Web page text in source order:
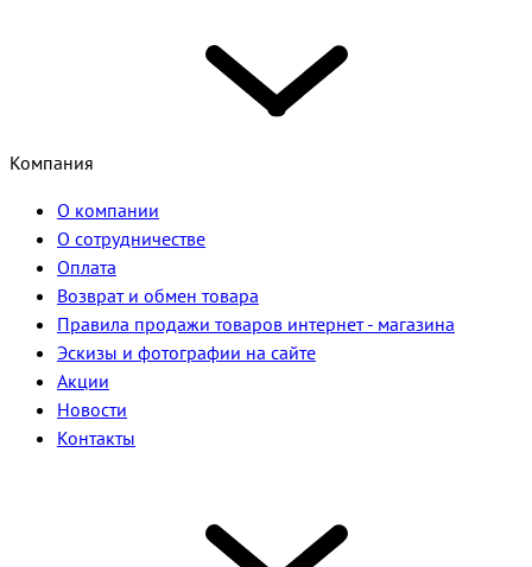
Компания
О компании
О сотрудничестве
Оплата
Возврат и обмен товара
Правила продажи товаров интернет - магазина
Эскизы и фотографии на сайте
Акции
Новости
Контакты